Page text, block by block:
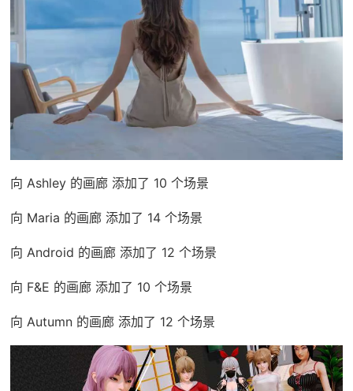
向 Ashley 的画廊 添加了 10 个场景
向 Maria 的画廊 添加了 14 个场景
向 Android 的画廊 添加了 12 个场景
向 F&E 的画廊 添加了 10 个场景
向 Autumn 的画廊 添加了 12 个场景